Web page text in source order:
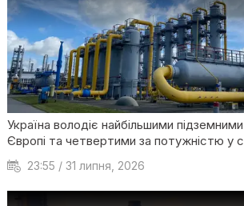
Україна володіє найбільшими
Європі та четвертими за потужністю у
23:55 / 31 липня, 2026